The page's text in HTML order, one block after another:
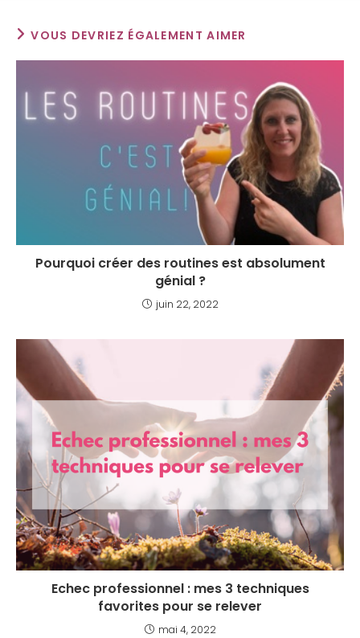
VOUS DEVRIEZ ÉGALEMENT AIMER
Pourquoi créer des routines est absolument
génial ?
juin 22, 2022
Echec professionnel : mes 3 techniques
favorites pour se relever
mai 4, 2022